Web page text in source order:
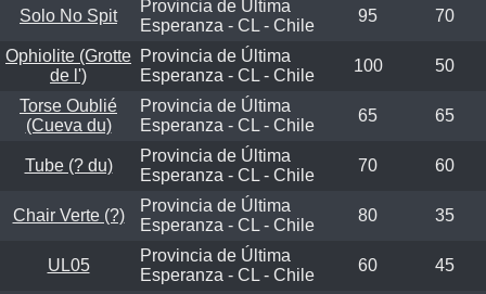
Solo No Spit
Provincia de Última
Esperanza - CL - Chile
95 70
Ophiolite (Grotte
de l')
Provincia de Última
Esperanza - CL - Chile
100 50
Torse Oublié
(Cueva du)
Provincia de Última
Esperanza - CL - Chile
65 65
Tube (? du)
Provincia de Última
Esperanza - CL - Chile
70 60
Chair Verte (?)
Provincia de Última
Esperanza - CL - Chile
80 35
UL05
Provincia de Última
Esperanza - CL - Chile
60 45